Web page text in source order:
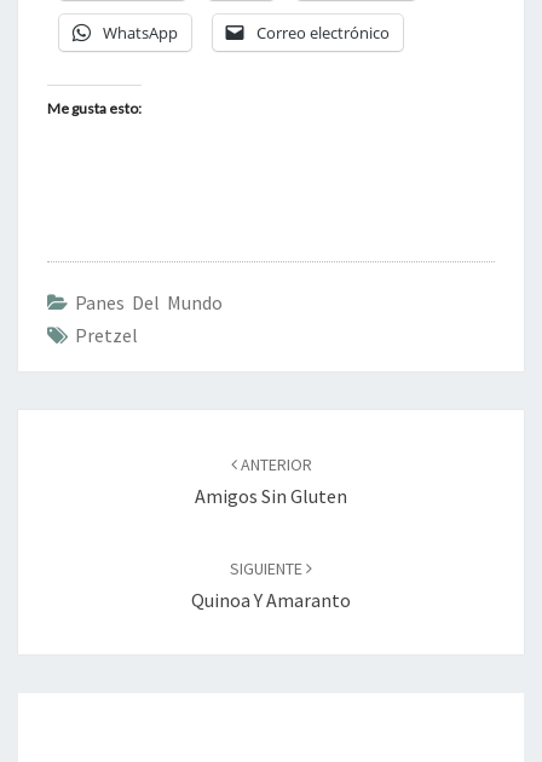
WhatsApp Correo electrónico
Me gusta esto:
Panes Del Mundo
Pretzel
ANTERIOR
Amigos Sin Gluten
SIGUIENTE
Quinoa Y Amaranto